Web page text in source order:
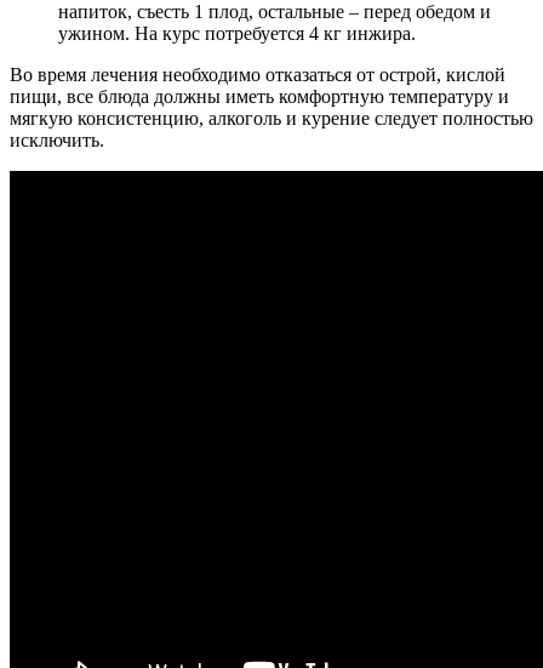
напиток, съесть 1 плод, остальные – перед обедом и
ужином. На курс потребуется 4 кг инжира.
Во время лечения необходимо отказаться от острой, кислой
пищи, все блюда должны иметь комфортную температуру и
мягкую консистенцию, алкоголь и курение следует полностью
исключить.